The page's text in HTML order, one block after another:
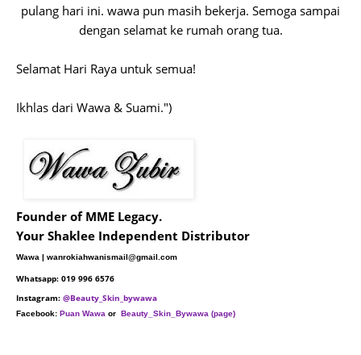
pulang hari ini. wawa pun masih bekerja. Semoga sampai
dengan selamat ke rumah orang tua.
Selamat Hari Raya untuk semua!
Ikhlas dari Wawa & Suami.")
Founder of MME Legacy.
Your Shaklee Independent Distributor
Wawa | wanrokiahwanismail@gmail.com
Whatsapp: 019 996 6576
Instagram: @Beauty_Skin_bywawa
Facebook: Puan Wawa or Beauty_Skin_Bywawa (page)